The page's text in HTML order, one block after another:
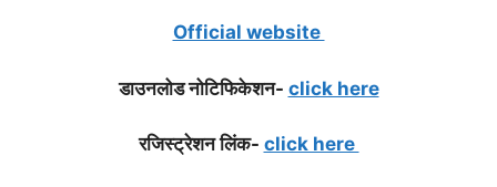
Official website
डाउनलोड नोटिफिकेशन- click here
रजिस्ट्रेशन लिंक- click here